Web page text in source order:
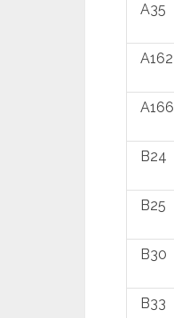
A35
A162
A166
B24
B25
B30
B33